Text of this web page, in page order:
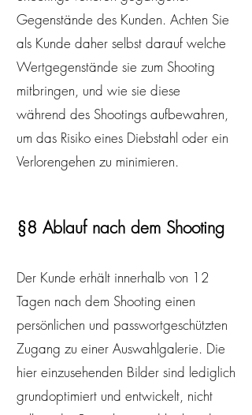
Gegenstände des Kunden. Achten Sie
als Kunde daher selbst darauf welche
Wertgegenstände sie zum Shooting
mitbringen, und wie sie diese
während des Shootings aufbewahren,
um das Risiko eines Diebstahl oder ein
Verlorengehen zu minimieren.​
§8 Ablauf nach dem Shooting
​Der Kunde erhält innerhalb von 12
Tagen nach dem Shooting einen
persönlichen und passwortgeschützten
Zugang zu einer Auswahlgalerie. Die
hier einzusehenden Bilder sind lediglich
grundoptimiert und entwickelt, nicht